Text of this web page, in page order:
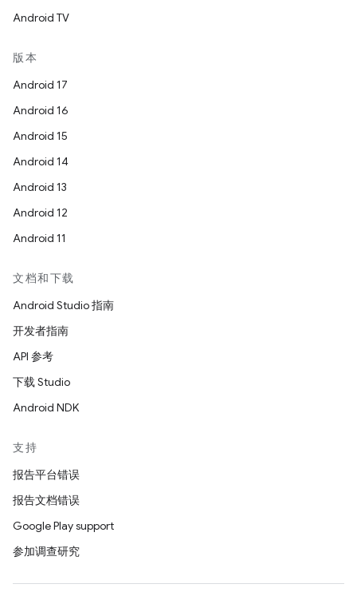
Android TV
版本
Android 17
Android 16
Android 15
Android 14
Android 13
Android 12
Android 11
文档和下载
Android Studio 指南
开发者指南
API 参考
下载 Studio
Android NDK
支持
报告平台错误
报告文档错误
Google Play support
参加调查研究